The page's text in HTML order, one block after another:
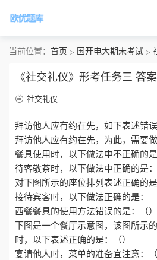
当前位置： 首页 国开电大期未考试
《社交礼仪》形考任务三 答
社交礼仪
拜访他人应有约在先，如下表述错误
拜访他人应有约在先，为此，需要做
餐具使用时，以下做法中不正确的是
待客敬茶时，以下做法中正确的是：
对下图所示的座位排列表述正确的
接待宾客时，以下做法正确的是：
西餐餐具的使用方法错误的是：（）
下图是一个餐厅示意图，该图所示
时，以下表述正确的是：（）
宴请他人时，菜单的准备宜注意：（